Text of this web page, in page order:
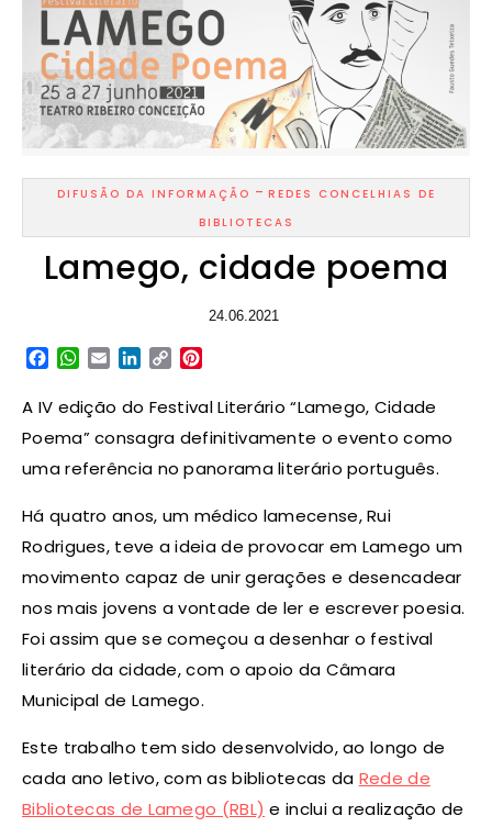
DIFUSÃO DA INFORMAÇÃO - REDES CONCELHIAS DE
BIBLIOTECAS
Lamego, cidade poema
24.06.2021
Facebook
WhatsApp
EmailLinkedIn
Copy
A IV edição do Festival Literário “Lamego, Cidade
Poema” consagra definitivamente o evento como
uma referência no panorama literário português.
Há quatro anos, um médico lamecense, Rui
Rodrigues, teve a ideia de provocar em Lamego um
movimento capaz de unir gerações e desencadear
nos mais jovens a vontade de ler e escrever poesia.
Foi assim que se começou a desenhar o festival
literário da cidade, com o apoio da Câmara
Municipal de Lamego.
Este trabalho tem sido desenvolvido, ao longo de
cada ano letivo, com as bibliotecas da Rede de
Bibliotecas de Lamego (RBL) e inclui a realização de